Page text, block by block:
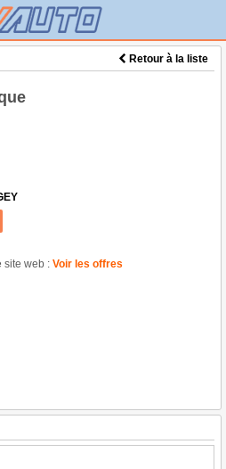
Retour à la liste
site web : Voir les offres